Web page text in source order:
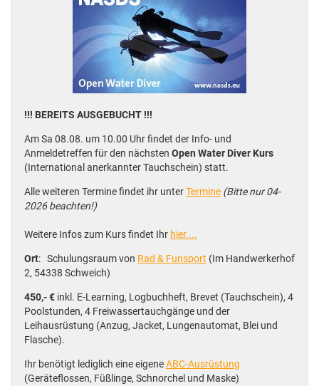
!!! BEREITS AUSGEBUCHT !!!
Am Sa 08.08. um 10.00 Uhr findet der Info- und
Anmeldetreffen für den nächsten Open Water Diver Kurs
(International anerkannter Tauchschein) statt.
Alle weiteren Termine findet ihr unterTermine (Bitte nur 04-
2026 beachten!)
Weitere Infos zum Kurs findet Ihr hier....
Ort: Schulungsraum von Rad & Funsport (Im Handwerkerhof
2, 54338 Schweich)
450,- € inkl. E-Learning, Logbuchheft, Brevet (Tauchschein), 4
Poolstunden, 4 Freiwassertauchgänge und der
Leihausrüstung (Anzug, Jacket, Lungenautomat, Blei und
Flasche).
Ihr benötigt lediglich eine eigeneABC-Ausrüstung
(Geräteflossen, Füßlinge, Schnorchel und Maske)